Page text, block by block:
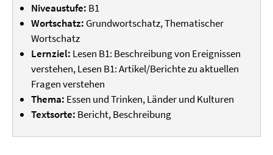
Niveaustufe: B1
Wortschatz: Grundwortschatz, Thematischer
Wortschatz
Lernziel: Lesen B1: Beschreibung von Ereignissen
verstehen, Lesen B1: Artikel/Berichte zu aktuellen
Fragen verstehen
Thema: Essen und Trinken, Länder und Kulturen
Textsorte: Bericht, Beschreibung